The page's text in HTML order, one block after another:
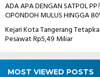
ADA APA DENGAN SATPOL
CIPONDOH MULUS HINGGA
Kejari Kota Tangerang
Pesawat Rp5,49 Miliar
MOST VIEWED POSTS